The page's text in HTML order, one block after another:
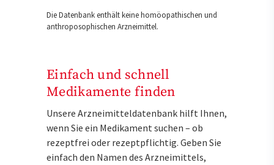
Die Datenbank enthält keine homöopathischen und
anthroposophischen Arzneimittel.
Einfach und schnell
Medikamente finden
Unsere Arzneimitteldatenbank hilft Ihnen,
wenn Sie ein Medikament suchen – ob
rezeptfrei oder rezeptpflichtig. Geben Sie
einfach den Namen des Arzneimittels,